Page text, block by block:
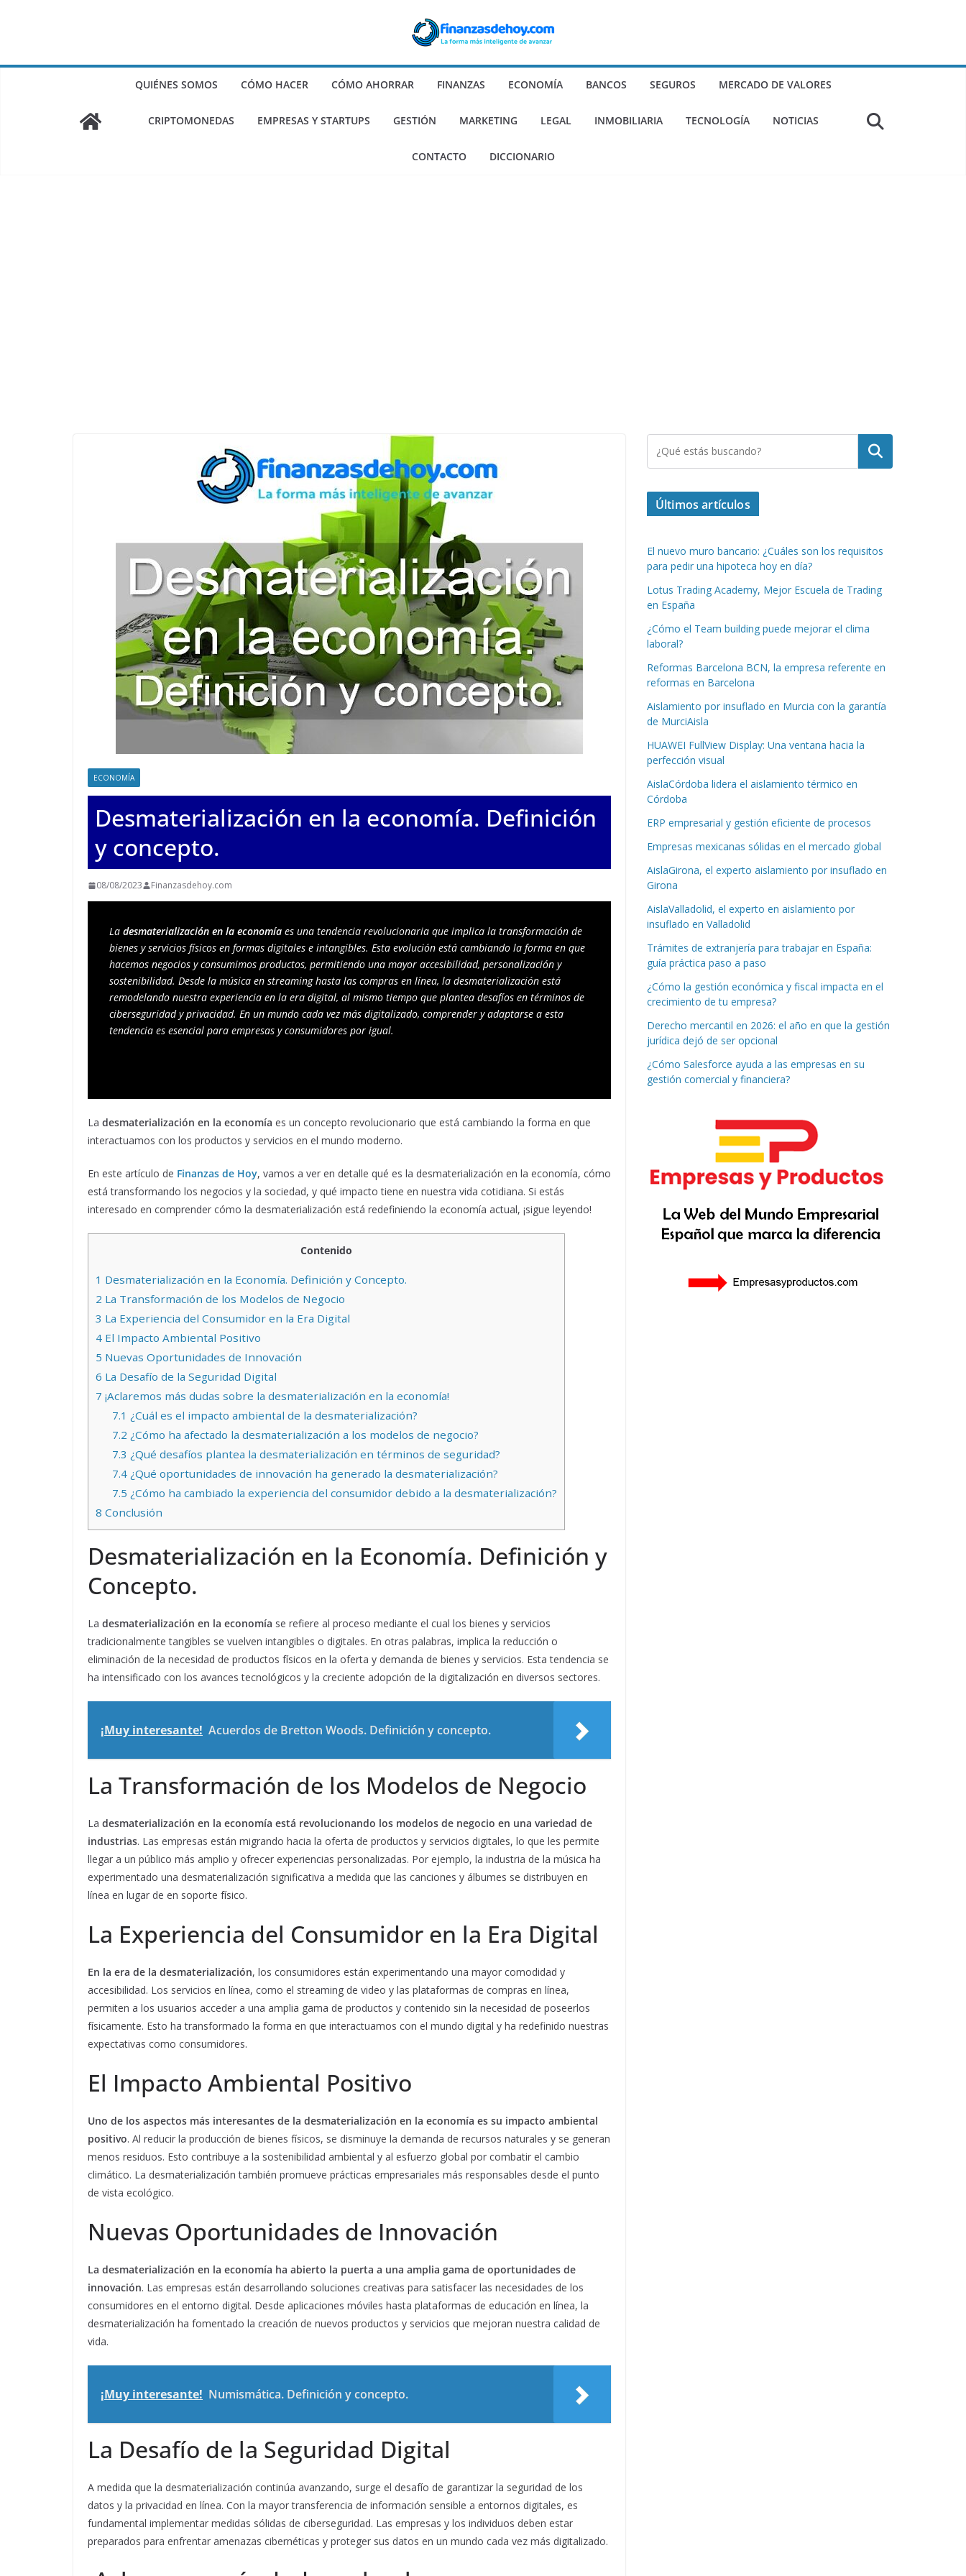
QUIÉNES SOMOS CÓMO HACER CÓMO AHORRAR FINANZAS ECONOMÍA BANCOS SEGUROS MERCADO DE VALORES
CRIPTOMONEDAS EMPRESAS Y STARTUPS GESTIÓN MARKETING LEGAL INMOBILIARIA TECNOLOGÍA NOTICIAS
CONTACTO DICCIONARIO
ECONOMÍA
Desmaterialización en la economía. Definición
y concepto.
08/08/2023 Finanzasdehoy.com
La desmaterialización en la economía es una tendencia revolucionaria que implica la transformación de
bienes y servicios físicos en formas digitales e intangibles. Esta evolución está cambiando la forma en que
hacemos negocios y consumimos productos, permitiendo una mayor accesibilidad, personalización y
sostenibilidad. Desde la música en streaming hasta las compras en línea, la desmaterialización está
remodelando nuestra experiencia en la era digital, al mismo tiempo que plantea desafíos en términos de
ciberseguridad y privacidad. En un mundo cada vez más digitalizado, comprender y adaptarse a esta
tendencia es esencial para empresas y consumidores por igual.
La desmaterialización en la economía es un concepto revolucionario que está cambiando la forma en que
interactuamos con los productos y servicios en el mundo moderno.
En este artículo de Finanzas de Hoy, vamos a ver en detalle qué es la desmaterialización en la economía, cómo
está transformando los negocios y la sociedad, y qué impacto tiene en nuestra vida cotidiana. Si estás
interesado en comprender cómo la desmaterialización está redefiniendo la economía actual, ¡sigue leyendo!
Contenido
1 Desmaterialización en la Economía. Definición y Concepto.
2 La Transformación de los Modelos de Negocio
3 La Experiencia del Consumidor en la Era Digital
4 El Impacto Ambiental Positivo
5 Nuevas Oportunidades de Innovación
6 La Desafío de la Seguridad Digital
7 ¡Aclaremos más dudas sobre la desmaterialización en la economía!
7.1 ¿Cuál es el impacto ambiental de la desmaterialización?
7.2 ¿Cómo ha afectado la desmaterialización a los modelos de negocio?
7.3 ¿Qué desafíos plantea la desmaterialización en términos de seguridad?
7.4¿Qué oportunidades de innovación ha generado la desmaterialización?
7.5 ¿Cómo ha cambiado la experiencia del consumidor debido a la desmaterialización?
8 Conclusión
Desmaterialización en la Economía. Definición y
Concepto.
La desmaterialización en la economía se refiere al proceso mediante el cual los bienes y servicios
tradicionalmente tangibles se vuelven intangibles o digitales. En otras palabras, implica la reducción o
eliminación de la necesidad de productos físicos en la oferta y demanda de bienes y servicios. Esta tendencia se
ha intensificado con los avances tecnológicos y la creciente adopción de la digitalización en diversos sectores.
¡Muy interesante! Acuerdos de Bretton Woods. Definición y concepto.
La Transformación de los Modelos de Negocio
La desmaterialización en la economía está revolucionando los modelos de negocio en una variedad de
industrias. Las empresas están migrando hacia la oferta de productos y servicios digitales, lo que les permite
llegar a un público más amplio y ofrecer experiencias personalizadas. Por ejemplo, la industria de la música ha
experimentado una desmaterialización significativa a medida que las canciones y álbumes se distribuyen en
línea en lugar de en soporte físico.
La Experiencia del Consumidor en la Era Digital
En la era de la desmaterialización, los consumidores están experimentando una mayor comodidad y
accesibilidad. Los servicios en línea, como el streaming de video y las plataformas de compras en línea,
permiten a los usuarios acceder a una amplia gama de productos y contenido sin la necesidad de poseerlos
físicamente. Esto ha transformado la forma en que interactuamos con el mundo digital y ha redefinido nuestras
expectativas como consumidores.
El Impacto Ambiental Positivo
Uno de los aspectos más interesantes de la desmaterialización en la economía es su impacto ambiental
positivo. Al reducir la producción de bienes físicos, se disminuye la demanda de recursos naturales y se generan
menos residuos. Esto contribuye a la sostenibilidad ambiental y al esfuerzo global por combatir el cambio
climático. La desmaterialización también promueve prácticas empresariales más responsables desde el punto
de vista ecológico.
Nuevas Oportunidades de Innovación
La desmaterialización en la economía ha abierto la puerta a una amplia gama de oportunidades de
innovación. Las empresas están desarrollando soluciones creativas para satisfacer las necesidades de los
consumidores en el entorno digital. Desde aplicaciones móviles hasta plataformas de educación en línea, la
desmaterialización ha fomentado la creación de nuevos productos y servicios que mejoran nuestra calidad de
vida.
¡Muy interesante! Numismática. Definición y concepto.
La Desafío de la Seguridad Digital
A medida que la desmaterialización continúa avanzando, surge el desafío de garantizar la seguridad de los
datos y la privacidad en línea. Con la mayor transferencia de información sensible a entornos digitales, es
fundamental implementar medidas sólidas de ciberseguridad. Las empresas y los individuos deben estar
preparados para enfrentar amenazas cibernéticas y proteger sus datos en un mundo cada vez más digitalizado.
Buscar
Últimos artículos
El nuevo muro bancario: ¿Cuáles son los requisitos
para pedir una hipoteca hoy en día?
Lotus Trading Academy, Mejor Escuela de Trading
en España
¿Cómo el Team building puede mejorar el clima
laboral?
Reformas Barcelona BCN, la empresa referente en
reformas en Barcelona
Aislamiento por insuflado en Murcia con la garantía
de MurciAisla
HUAWEI FullView Display: Una ventana hacia la
perfección visual
AislaCórdoba lidera el aislamiento térmico en
Córdoba
ERP empresarial y gestión eficiente de procesos
Empresas mexicanas sólidas en el mercado global
AislaGirona, el experto aislamiento por insuflado en
Girona
AislaValladolid, el experto en aislamiento por
insuflado en Valladolid
Trámites de extranjería para trabajar en España:
guía práctica paso a paso
¿Cómo la gestión económica y fiscal impacta en el
crecimiento de tu empresa?
Derecho mercantil en 2026: el año en que la gestión
jurídica dejó de ser opcional
¿Cómo Salesforce ayuda a las empresas en su
gestión comercial y financiera?